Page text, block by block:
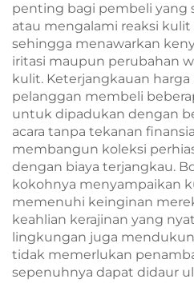
penting bagi pembeli yang
atau mengalami reaksi
sehingga menawarkan
iritasi maupun perubahan
kulit. Keterjangkauan
pelanggan membeli
untuk dipadukan dengan
acara tanpa tekanan
membangun koleksi
dengan biaya terjangkau.
kokohnya menyampaikan
memenuhi keinginan
keahlian kerajinan yang
lingkungan juga
tidak memerlukan
sepenuhnya dapat didaur